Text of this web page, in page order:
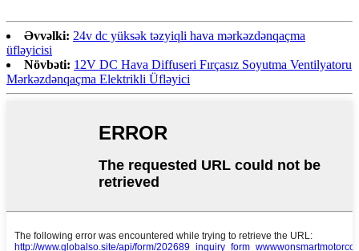
Əvvəlki: 24v dc yüksək təzyiqli hava mərkəzdənqaçma
üfləyicisi
Növbəti: 12V DC Hava Diffuseri Fırçasız Soyutma Ventilyatoru
Mərkəzdənqaçma Elektrikli Üfləyici